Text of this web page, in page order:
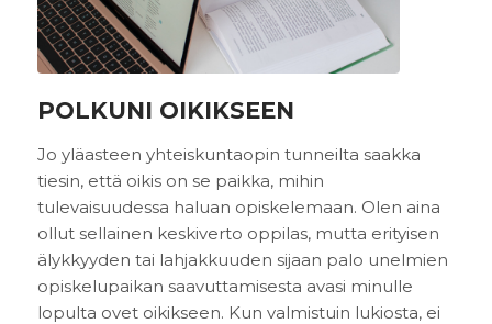
POLKUNI OIKIKSEEN
Jo yläasteen yhteiskuntaopin tunneilta saakka
tiesin, että oikis on se paikka, mihin
tulevaisuudessa haluan opiskelemaan. Olen aina
ollut sellainen keskiverto oppilas, mutta erityisen
älykkyyden tai lahjakkuuden sijaan palo unelmien
opiskelupaikan saavuttamisesta avasi minulle
lopulta ovet oikikseen. Kun valmistuin lukiosta, ei